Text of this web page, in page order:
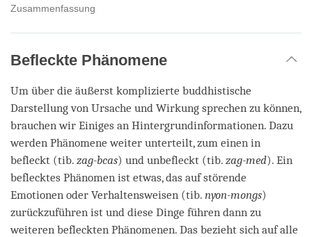
Zusammenfassung
Befleckte Phänomene
Um über die äußerst komplizierte buddhistische
Darstellung von Ursache und Wirkung sprechen zu können,
brauchen wir Einiges an Hintergrundinformationen. Dazu
werden Phänomene weiter unterteilt, zum einen in
befleckt (tib. zag-bcas) und unbefleckt (tib. zag-med). Ein
beflecktes Phänomen ist etwas, das auf störende
Emotionen oder Verhaltensweisen (tib. nyon-mongs)
zurückzuführen ist und diese Dinge führen dann zu
weiteren befleckten Phänomenen. Das bezieht sich auf alle